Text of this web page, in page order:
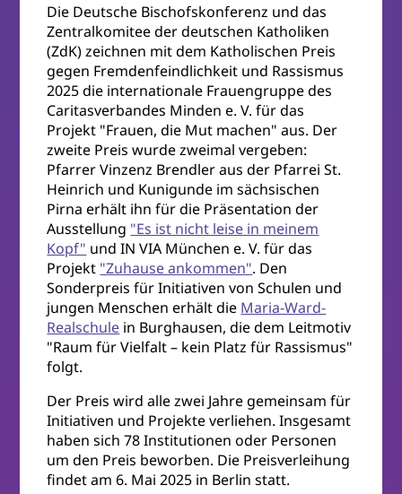
Die Deutsche Bischofskonferenz und das
Zentralkomitee der deutschen Katholiken
(ZdK) zeichnen mit dem Katholischen Preis
gegen Fremdenfeindlichkeit und Rassismus
2025 die internationale Frauengruppe des
Caritasverbandes Minden e. V. für das
Projekt "Frauen, die Mut machen" aus. Der
zweite Preis wurde zweimal vergeben:
Pfarrer Vinzenz Brendler aus der Pfarrei St.
Heinrich und Kunigunde im sächsischen
Pirna erhält ihn für die Präsentation der
Ausstellung "Es ist nicht leise in meinem
Kopf" und IN VIA München e. V. für das
Projekt "Zuhause ankommen". Den
Sonderpreis für Initiativen von Schulen und
jungen Menschen erhält die Maria-Ward-
Realschule in Burghausen, die dem Leitmotiv
"Raum für Vielfalt – kein Platz für Rassismus"
folgt.
Der Preis wird alle zwei Jahre gemeinsam für
Initiativen und Projekte verliehen. Insgesamt
haben sich 78 Institutionen oder Personen
um den Preis beworben. Die Preisverleihung
findet am 6. Mai 2025 in Berlin statt.